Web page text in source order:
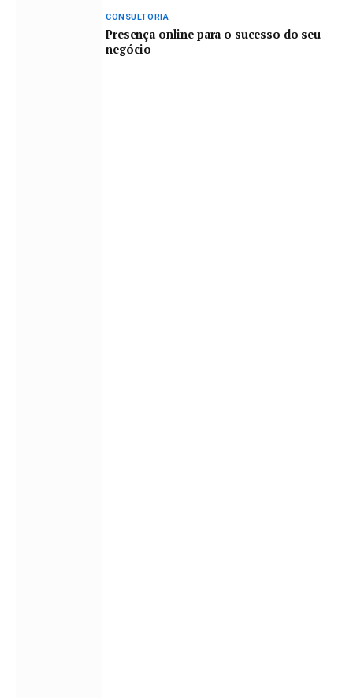
CONSULTORIA
Presença online para o sucesso do seu
negócio